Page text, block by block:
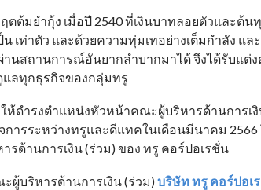
ตต้มยำกุ้ง เมื่อปี 2540 ที่เงินบาทลอยตัวและต้
น เท่าตัว และด้วยความทุ่มเทอย่างเต็มกำลัง แ
นสถานการณ์อันยากลำบากมาได้ จึงได้รับแต่
แลทุกธุรกิจของกลุ่มทรู
ห้ดำรงตำแหน่งหัวหน้าคณะผู้บริหารด้านการเ
ารระหว่างทรูและดีแทคในเดือนมีนาคม 2566
ด้านการเงิน (ร่วม) ของ ทรู คอร์ปอเรชั่น
ผู้บริหารด้านการเงิน (ร่วม) บริษัท ทรู คอร์ปอเ